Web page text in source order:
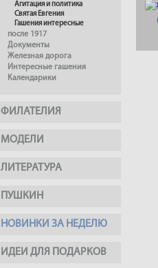
Агитация и политика
Святая Евгения
Гашения интересные
после 1917
Документы
Железная дорога
Интересные гашения
Календарики
ФИЛАТЕЛИЯ
МОДЕЛИ
ЛИТЕРАТУРА
ПУШКИН
НОВИНКИ ЗА НЕДЕЛЮ
ИДЕИ ДЛЯ ПОДАРКОВ